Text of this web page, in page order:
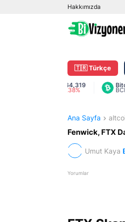
Hakkımızda
🇹🇷 Türkçe
$ 64,319
-0.38%
Bitcoin
BCH
Ana Sayfa
Fenwick, FTX
Umut Kaya
Yorumlar